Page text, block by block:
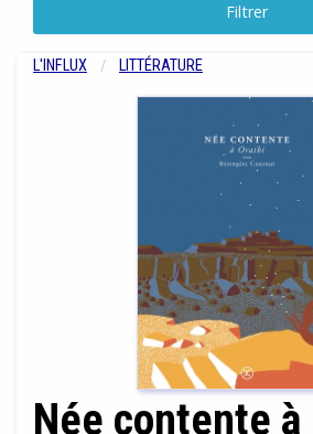
Filtrer
L'INFLUX LITTÉRATURE
Née contente à